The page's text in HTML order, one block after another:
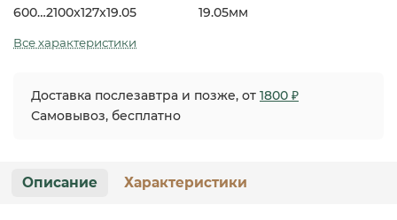
600…2100x127x19.05 19.05мм
Все характеристики
Доставка послезавтра и позже, от 1800 ₽
Самовывоз, бесплатно
Описание Характеристики